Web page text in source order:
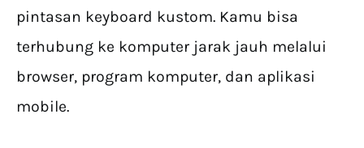
pintasan keyboard kustom. Kamu bisa
terhubung ke komputer jarak jauh melalui
browser, program komputer, dan aplikasi
mobile.